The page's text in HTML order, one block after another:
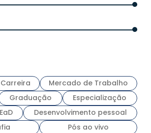
Carreira
Mercado de Trabalho
Graduação
Especialização
Desenvolvimento pessoal
Pós ao vivo